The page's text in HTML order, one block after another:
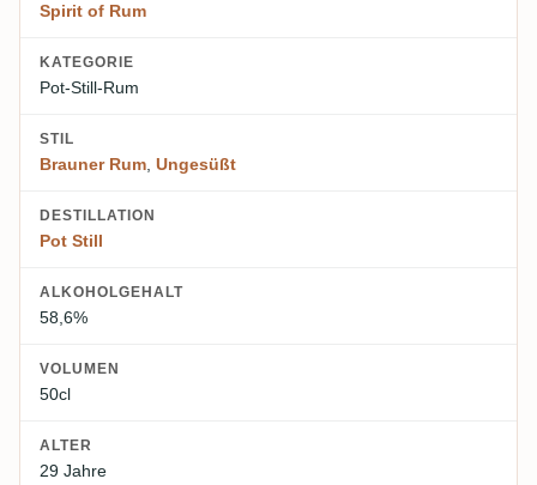
Spirit of Rum
KATEGORIE
Pot-Still-Rum
STIL
Brauner Rum, Ungesüßt
DESTILLATION
Pot Still
ALKOHOLGEHALT
58,6%
VOLUMEN
50cl
ALTER
29 Jahre